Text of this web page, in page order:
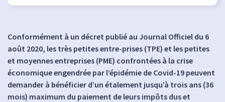
Conformément à un décret publié au Journal Officiel du 6
août 2020, les très petites entre-prises (TPE) et les petites
et moyennes entreprises (PME) confrontées à la crise
économique engendrée par l’épidémie de Covid-19 peuvent
demander à bénéficier d’un étalement jusqu’à trois ans (36
mois) maximum du paiement de leurs impôts dus et